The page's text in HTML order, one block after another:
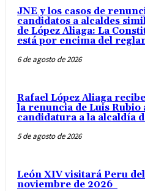
JNE y los casos de
candidatos a alcaldes
de López Aliaga: La
está por encima del
6 de agosto de 2026
Rafael López Aliaga
la renuncia de Luis Rubio
candidatura a la alcaldía
5 de agosto de 2026
León XIV visitará Peru del
noviembre de 2026